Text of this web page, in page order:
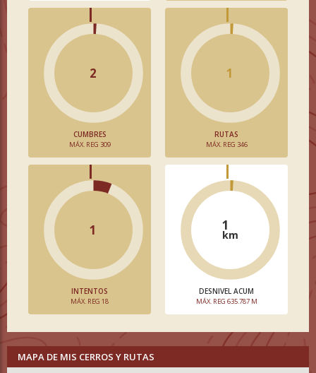
2
CUMBRES
MÁX. REG 309
1
RUTAS
MÁX. REG 346
1
INTENTOS
MÁX. REG 18
1
km
DESNIVEL ACUM
MÁX. REG 635.787 M
MAPA DE MIS CERROS Y RUTAS